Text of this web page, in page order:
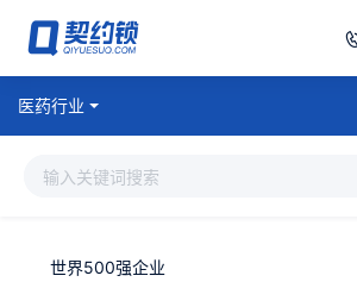
智能合同
数字存档
医药行业
世界500强企业